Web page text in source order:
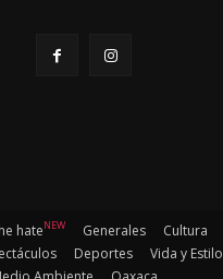
hateNEW Generales Cultura
Deportes Vida y Estilo